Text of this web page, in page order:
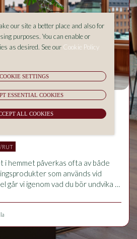
– VAD BÖR DU
RUT
i hemmet påverkas ofta av både
som används vid
går vi igenom vad du bör undvika
och vilka vanliga misstag som kan
och känslighet.
our site a better place and also for
purposes. You can enable or
as desired. See our Cookie Policy
COOKIE SETTINGS
ESSENTIAL COOKIES
ALL COOKIES